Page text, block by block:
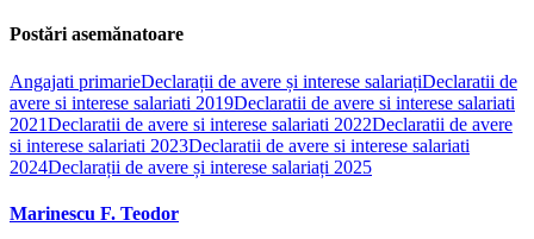
Postări asemănatoare
Angajati primarieDeclarații de avere și interese salariațiDeclaratii de
avere si interese salariati 2019Declaratii de avere si interese salariati
2021Declaratii de avere si interese salariati 2022Declaratii de avere
si interese salariati 2023Declaratii de avere si interese salariati
2024Declarații de avere și interese salariați 2025
Marinescu F. Teodor